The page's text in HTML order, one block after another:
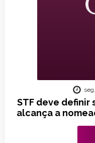
STF deve definir
alcança a